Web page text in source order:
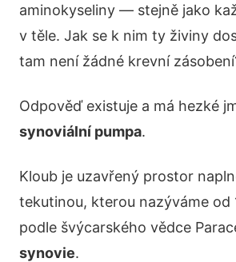
aminokyseliny — stejně jako
v těle. Jak se k nim ty živiny
tam není žádné krevní
Odpověď existuje a má hezké
synoviální pumpa.
Kloub je uzavřený prostor
tekutinou, kterou nazýváme od
podle švýcarského vědce
synovie.